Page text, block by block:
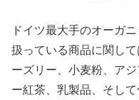
ドイツ最大手のオーガ
扱っている商品に関し
ーズリー、小麦粉、ア
ー紅茶、乳製品、そし